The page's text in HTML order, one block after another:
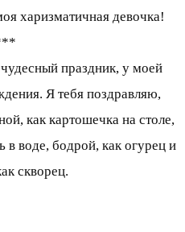
харизматичная девочка!
праздник, у моей
Я тебя поздравляю,
как картошечка на столе,
в воде, бодрой, как огурец и
скворец.